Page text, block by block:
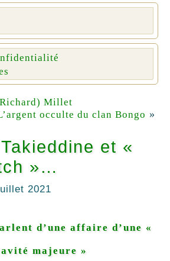
Millet
occulte du clan Bongo »
et «
»…
2021
d’une affaire d’une «
majeure »